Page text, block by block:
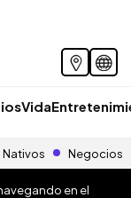
Vida
Nativos Negocios
en el